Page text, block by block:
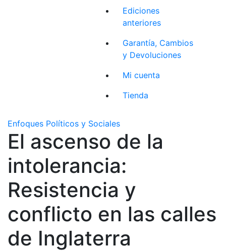
Ediciones
anteriores
Garantía, Cambios
y Devoluciones
Mi cuenta
Tienda
Enfoques Políticos y Sociales
El ascenso de la
intolerancia:
Resistencia y
conflicto en las calles
de Inglaterra